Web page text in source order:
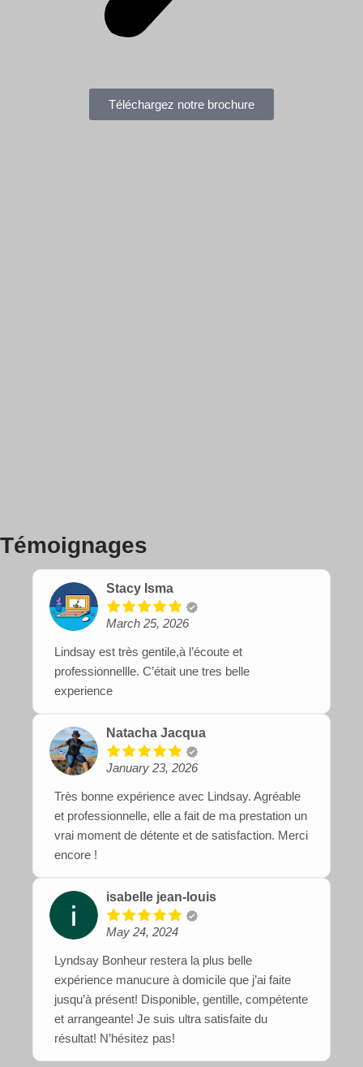
Téléchargez notre brochure
Témoignages
Stacy Isma
March 25, 2026
Lindsay est très gentile,à l’écoute et
professionnellle. C’était une tres belle
experience
Natacha Jacqua
January 23, 2026
Très bonne expérience avec Lindsay. Agréable
et professionnelle, elle a fait de ma prestation un
vrai moment de détente et de satisfaction. Merci
encore !
isabelle jean-louis
May 24, 2024
Lyndsay Bonheur restera la plus belle
expérience manucure à domicile que j’ai faite
jusqu’à présent! Disponible, gentille, compétente
et arrangeante! Je suis ultra satisfaite du
résultat! N’hésitez pas!